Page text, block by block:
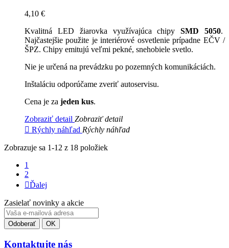
4,10 €
Kvalitná LED žiarovka využívajúca chipySMD 5050.
Najčastejšie použite je interiérové osvetlenie prípadne EČV /
ŠPZ. Chipy emitujú veľmi pekné, snehobiele svetlo.
Nie je určená na prevádzku po pozemných komunikáciách.
Inštaláciu odporúčame zveriť autoservisu.
Cena je za jeden kus.
Zobraziť detail Zobraziť detail
 Rýchly náhľad Rýchly náhľad
Zobrazuje sa 1-12 z 18 položiek
1
2
Ďalej
Zasielať novinky a akcie
Kontaktujte nás